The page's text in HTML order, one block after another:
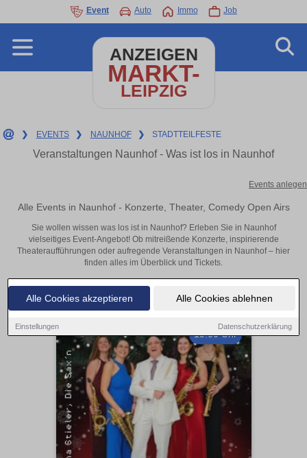
Alle Cookies akzeptieren Alle Cookies ablehnen
Einstellungen Datenschutzerklärung
Event Auto Immo Job
ANZEIGEN
MARKT-
LEIPZIG
❯ EVENTS ❯ NAUNHOF ❯ STADTTEILFESTE
Veranstaltungen Naunhof - Was ist los in Naunhof
Events anlegen
Alle Events in Naunhof - Konzerte, Theater, Comedy Open Airs
Sie wollen wissen was los ist in Naunhof? Erleben Sie in Naunhof
vielseitiges Event-Angebot! Ob mitreißende Konzerte, inspirierende
Theateraufführungen oder aufregende Veranstaltungen in Naunhof – hier
finden alles im Überblick und Tickets.
19:00 Uhr